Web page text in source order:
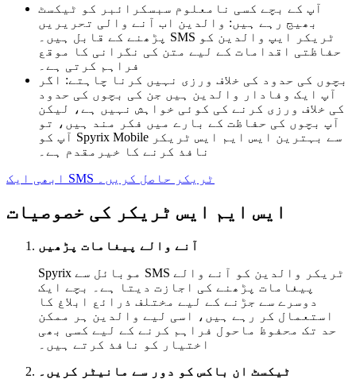
آپ کے بچے کسی نامعلوم سبسکرائبر کو ٹیکسٹ
بھیج رہے ہیں: والدین اب آنے والی تحریریں
پڑھنے کے قابل ہیں۔ SMS ٹریکر ایپ والدین کو
حفاظتی اقدامات کے لیے متن کی نگرانی کا موقع
فراہم کرتی ہے۔
بچوں کی حدود کی خلاف ورزی نہیں کرنا چاہتے: اگر
آپ ایک وفادار والدین ہیں جن کی بچوں کی حدود
کی خلاف ورزی کرنے کی کوئی خواہش نہیں ہے، لیکن
آپ بچوں کی حفاظت کے بارے میں فکر مند ہیں، تو
آپ کو Spyrix Mobile سے بہترین ایس ایم ایس ٹریکر
نافذ کرنے کا خیرمقدم ہے۔
ابھی ایک SMS ٹریکر حاصل کریں۔
ایس ایم ایس ٹریکر کی خصوصیات
آنے والے پیغامات پڑھیں
Spyrix موبائل سے SMS ٹریکر والدین کو آنے والے
پیغامات پڑھنے کی اجازت دیتا ہے۔ بچے ایک
دوسرے سے جڑنے کے لیے مختلف ذرائع ابلاغ کا
استعمال کر رہے ہیں، اسی لیے والدین ہر ممکن
حد تک محفوظ ماحول فراہم کرنے کے لیے کسی بھی
اختیار کو نافذ کرتے ہیں۔
ٹیکسٹ ان باکس کو دور سے مانیٹر کریں۔